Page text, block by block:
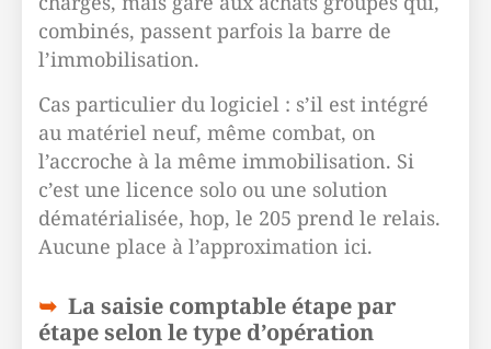
combinés, passent parfois la barre de
l’immobilisation.
Cas particulier du logiciel : s’il est intégré
au matériel neuf, même combat, on
l’accroche à la même immobilisation. Si
c’est une licence solo ou une solution
dématérialisée, hop, le 205 prend le relais.
Aucune place à l’approximation ici.
La saisie comptable étape par
étape selon le type d’opération